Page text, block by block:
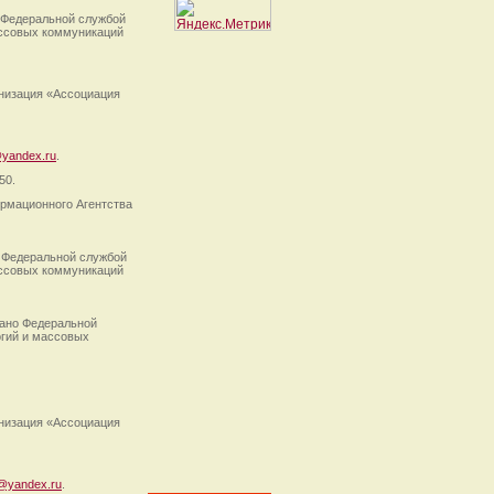
службой
коммуникаций
«Ассоциация
Агентства
службой
коммуникаций
Федеральной
и массовых
«Ассоциация